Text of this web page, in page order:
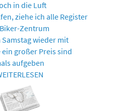
in die Luft
ziehe ich alle Register
Zentrum
wieder mit
großer Preis sind
aufgeben